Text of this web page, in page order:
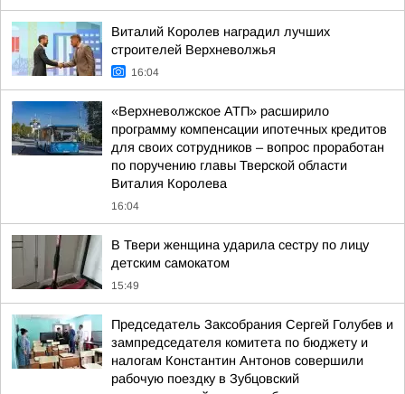
Виталий Королев наградил лучших
строителей Верхневолжья
16:04
«Верхневолжское АТП» расширило
программу компенсации ипотечных кредитов
для своих сотрудников – вопрос проработан
по поручению главы Тверской области
Виталия Королева
16:04
В Твери женщина ударила сестру по лицу
детским самокатом
15:49
Председатель Заксобрания Сергей Голубев и
зампредседателя комитета по бюджету и
налогам Константин Антонов совершили
рабочую поездку в Зубцовский